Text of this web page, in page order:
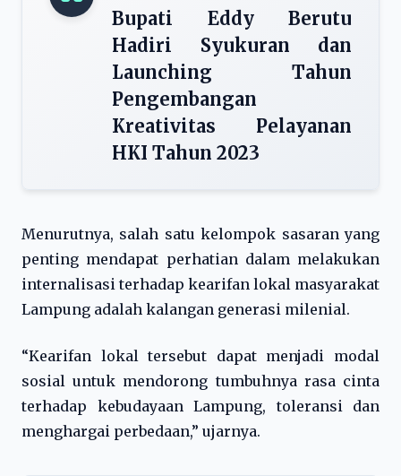
Bupati Eddy Berutu
Hadiri Syukuran dan
Launching Tahun
Pengembangan
Kreativitas Pelayanan
HKI Tahun 2023
Menurutnya, salah satu kelompok sasaran yang
penting mendapat perhatian dalam melakukan
internalisasi terhadap kearifan lokal masyarakat
Lampung adalah kalangan generasi milenial.
“Kearifan lokal tersebut dapat menjadi modal
sosial untuk mendorong tumbuhnya rasa cinta
terhadap kebudayaan Lampung, toleransi dan
menghargai perbedaan,” ujarnya.